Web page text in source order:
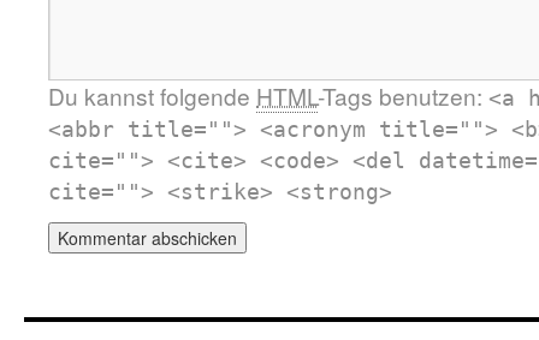
Du kannst folgende HTML-Tags benutzen: <a
<abbr title=""> <acronym title="">
cite=""> <cite> <code> <del
cite=""> <strike> <strong>